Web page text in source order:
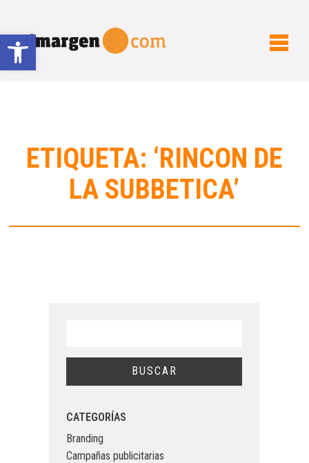
Abrir barra de herramientas
ETIQUETA: ‘RINCON DE
LA SUBBETICA’
CATEGORÍAS
Branding
Campañas publicitarias